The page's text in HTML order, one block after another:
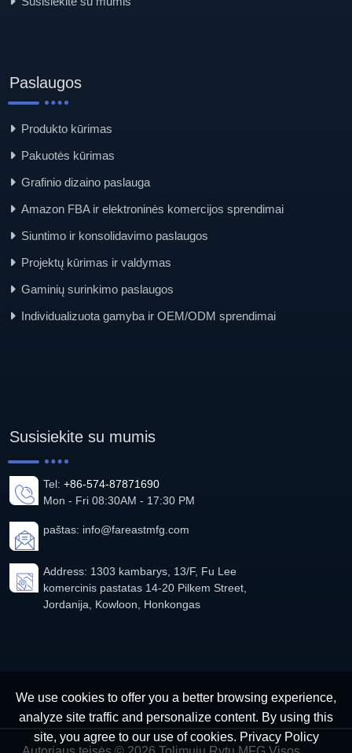
Paslaugos
Produkto kūrimas
Pakuotės kūrimas
Grafinio dizaino paslauga
Amazon FBA ir elektroninės komercijos sprendimai
Siuntimo ir konsolidavimo paslaugos
Projektų kūrimas ir valdymas
Gaminių surinkimo paslaugos
Individualizuota gamyba ir OEM/ODM sprendimai
Susisiekite su mumis
Tel: +86-574-87871690
Mon - Fri 08:30AM - 17:30 PM
paštas: info@fareastmfg.com
Address: 1303 kambarys, 13/F, Fu Lee
komercinis pastatas 14-20 Pilkem Street,
Jordanija, Kowloon, Honkongas
We use cookies to offer you a better browsing experience,
analyze site traffic and personalize content. By using this
site, you agree to our use of cookies. Privacy Policy